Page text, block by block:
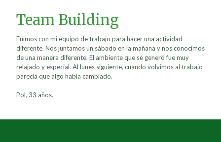
Team Building
Fuimos con mi equipo de trabajo para hacer una actividad
diferente. Nos juntamos un sábado en la mañana y nos conocimos
de una manera diferente. El ambiente que se generó fue muy
relajado y especial. Al lunes siguiente, cuando volvimos al trabajo
parecía que algo había cambiado.
Pol, 33 años.